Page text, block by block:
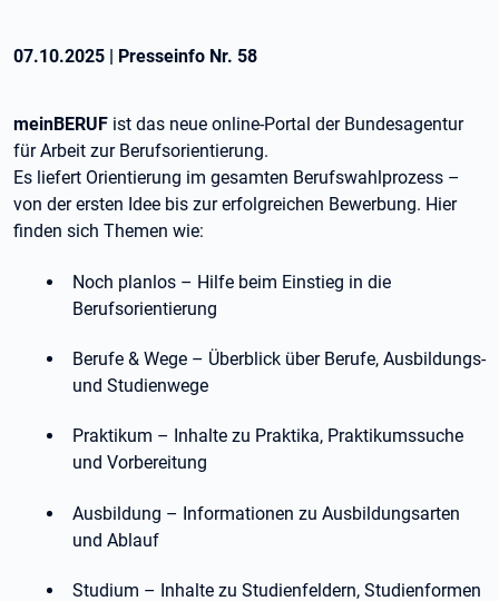
07.10.2025 | Presseinfo Nr. 58
meinBERUF ist das neue online-Portal der Bundesagentur
für Arbeit zur Berufsorientierung.
Es liefert Orientierung im gesamten Berufswahlprozess –
von der ersten Idee bis zur erfolgreichen Bewerbung. Hier
finden sich Themen wie:
Noch planlos – Hilfe beim Einstieg in die
Berufsorientierung
Berufe & Wege – Überblick über Berufe, Ausbildungs-
und Studienwege
Praktikum – Inhalte zu Praktika, Praktikumssuche
und Vorbereitung
Ausbildung – Informationen zu Ausbildungsarten
und Ablauf
Studium – Inhalte zu Studienfeldern, Studienformen